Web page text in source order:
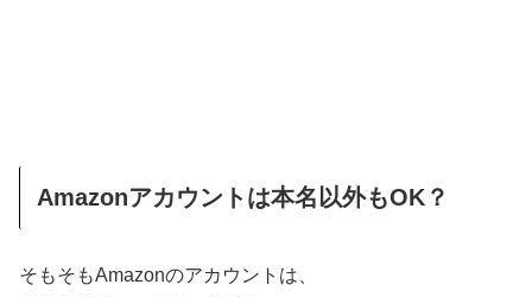
Amazonアカウントは本名以外もOK？
そもそもAmazonのアカウントは、